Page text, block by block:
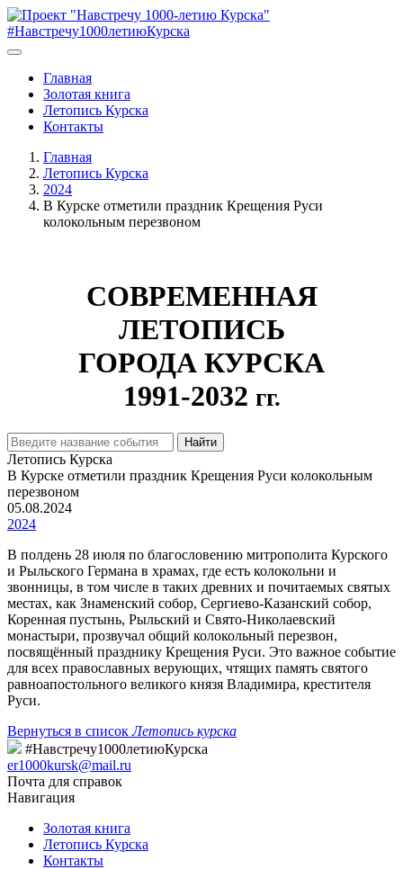
#Навстречу1000летиюКурска
Главная
Золотая книга
Летопись Курска
Контакты
Главная
Летопись Курска
2024
В Курске отметили праздник Крещения Руси
колокольным перезвоном
СОВРЕМЕННАЯ
ЛЕТОПИСЬ
ГОРОДА КУРСКА
1991-2032 гг.
Найти
Летопись Курска
В Курске отметили праздник Крещения Руси колокольным
перезвоном
05.08.2024
2024
В полдень 28 июля по благословению митрополита Курского
и Рыльского Германа в храмах, где есть колокольни и
звонницы, в том числе в таких древних и почитаемых святых
местах, как Знаменский собор, Сергиево-Казанский собор,
Коренная пустынь, Рыльский и Свято-Николаевский
монастыри, прозвучал общий колокольный перезвон,
посвящённый празднику Крещения Руси. Это важное событие
для всех православных верующих, чтящих память святого
равноапостольного великого князя Владимира, крестителя
Руси.
Вернуться в списокЛетопись курска
#Навстречу1000летиюКурска
er1000kursk@mail.ru
Почта для справок
Навигация
Золотая книга
Летопись Курска
Контакты